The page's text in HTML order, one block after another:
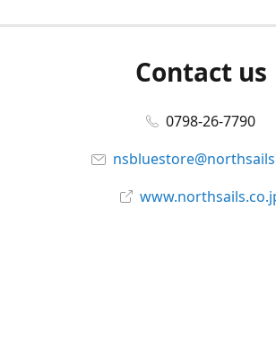
Contact us
0798-26-7790